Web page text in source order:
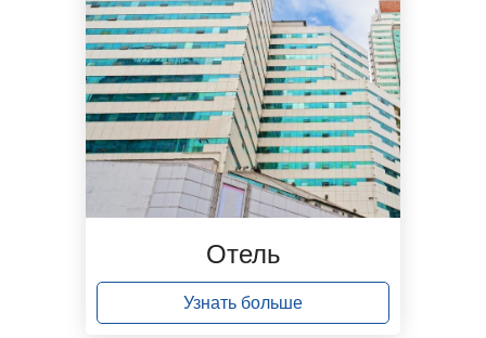
Отель
Узнать больше